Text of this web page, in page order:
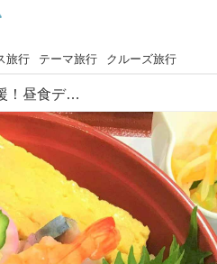
旅行 テーマ旅行 クルーズ旅行
地元飲食店を応援！昼食デリバリー